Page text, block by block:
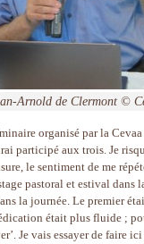
Arnold de Clermont ©
organisé par la
participé aux trois. Je
le sentiment de me
pastoral et estival dans
la journée. Le premier
était plus fluide ;
Je vais essayer de faire